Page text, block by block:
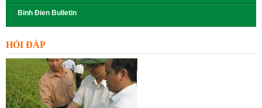
Binh Đien Bulletin
HỎI ĐÁP